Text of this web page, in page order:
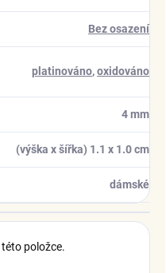
Bez osazení
platinováno,oxidováno
4 mm
(výška x šířka) 1.1 x 1.0 cm
dámské
položce.